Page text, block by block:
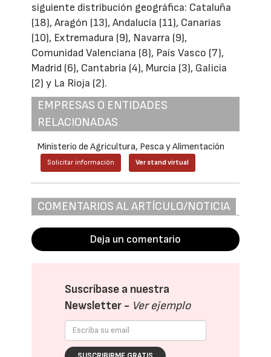
siguiente distribución geográfica: Cataluña
(18), Aragón (13), Andalucía (11), Canarias
(10), Extremadura (9), Navarra (9),
Comunidad Valenciana (8), País Vasco (7),
Madrid (6), Cantabria (4), Murcia (3), Galicia
(2) y La Rioja (2).
EMPRESAS O ENTIDADES
RELACIONADAS
Ministerio de Agricultura, Pesca y Alimentación
Solicitar información Ver stand virtual
COMENTARIOS AL ARTÍCULO/NOTICIA
Deja un comentario
Suscríbase a nuestra
Newsletter - Ver ejemplo